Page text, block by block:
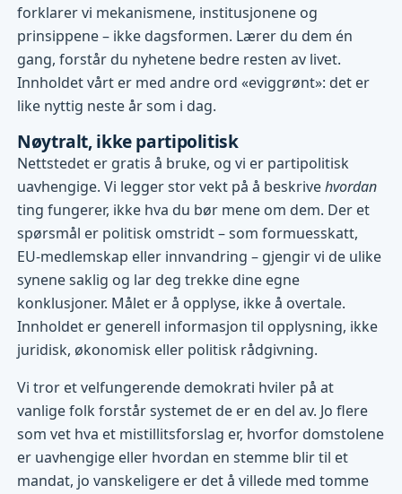
forklarer vi mekanismene, institusjonene og
prinsippene – ikke dagsformen. Lærer du dem én
gang, forstår du nyhetene bedre resten av livet.
Innholdet vårt er med andre ord «eviggrønt»: det er
like nyttig neste år som i dag.
Nøytralt, ikke partipolitisk
Nettstedet er gratis å bruke, og vi er partipolitisk
uavhengige. Vi legger stor vekt på å beskrivehvordan
ting fungerer, ikke hva du bør mene om dem. Der et
spørsmål er politisk omstridt – som formuesskatt,
EU-medlemskap eller innvandring – gjengir vi de ulike
synene saklig og lar deg trekke dine egne
konklusjoner. Målet er å opplyse, ikke å overtale.
Innholdet er generell informasjon til opplysning, ikke
juridisk, økonomisk eller politisk rådgivning.
Vi tror et velfungerende demokrati hviler på at
vanlige folk forstår systemet de er en del av. Jo flere
som vet hva et mistillitsforslag er, hvorfor domstolene
er uavhengige eller hvordan en stemme blir til et
mandat, jo vanskeligere er det å villede med tomme